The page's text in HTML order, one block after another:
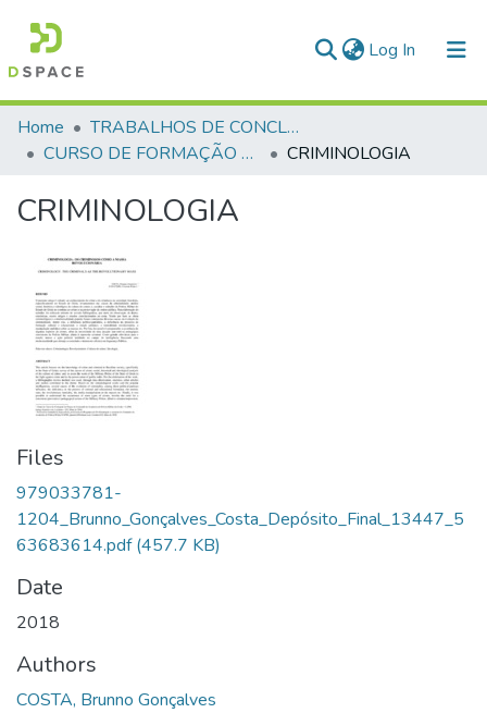
Log In (current)
Communities & Collections
All of DSpace
Statistics
Home
TRABALHOS DE CONCLUSÃO DE CURSO - CFP (CURSO DE FORMAÇÃO DE PRAÇAS)
CURSO DE FORMAÇÃO DE PRAÇAS - CFP - 2018
CRIMINOLOGIA
CRIMINOLOGIA
Files
979033781-
1204_Brunno_Gonçalves_Costa_Depósito_Final_13447_5
63683614.pdf(457.7 KB)
Date
2018
Authors
COSTA, Brunno Gonçalves